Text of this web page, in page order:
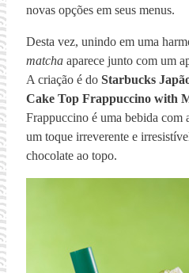
novas opções em seus menus.
Desta vez, unindo em uma
matcha aparece junto com um
A criação é do Starbucks
Cake Top Frappuccino with
Frappuccino é uma bebida com
um toque irreverente e
chocolate ao topo.